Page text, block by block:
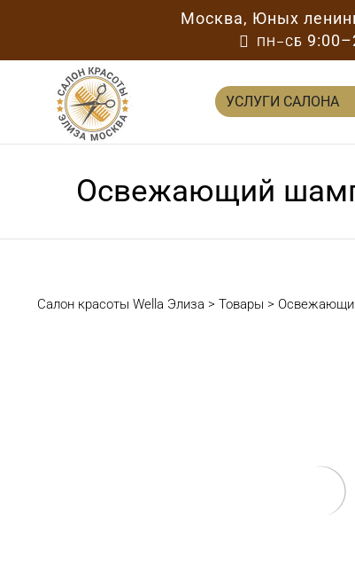
Москва, Юных
 ПН–СБ
УСЛУГИ САЛОНА
Освежающий
Салон красоты Wella Элиза > Товары >